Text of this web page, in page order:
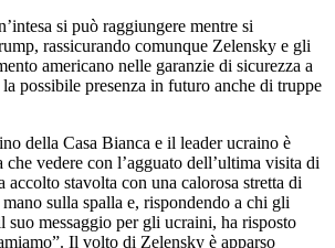
si può raggiungere mentre si
rassicurando comunque Zelensky e gli
americano nelle garanzie di sicurezza a
possibile presenza in futuro anche di truppe
della Casa Bianca e il leader ucraino è
che vedere con l’agguato dell’ultima visita di
accolto stavolta con una calorosa stretta di
sulla spalla e, rispondendo a chi gli
suo messaggio per gli ucraini, ha risposto
Il volto di Zelensky è apparso